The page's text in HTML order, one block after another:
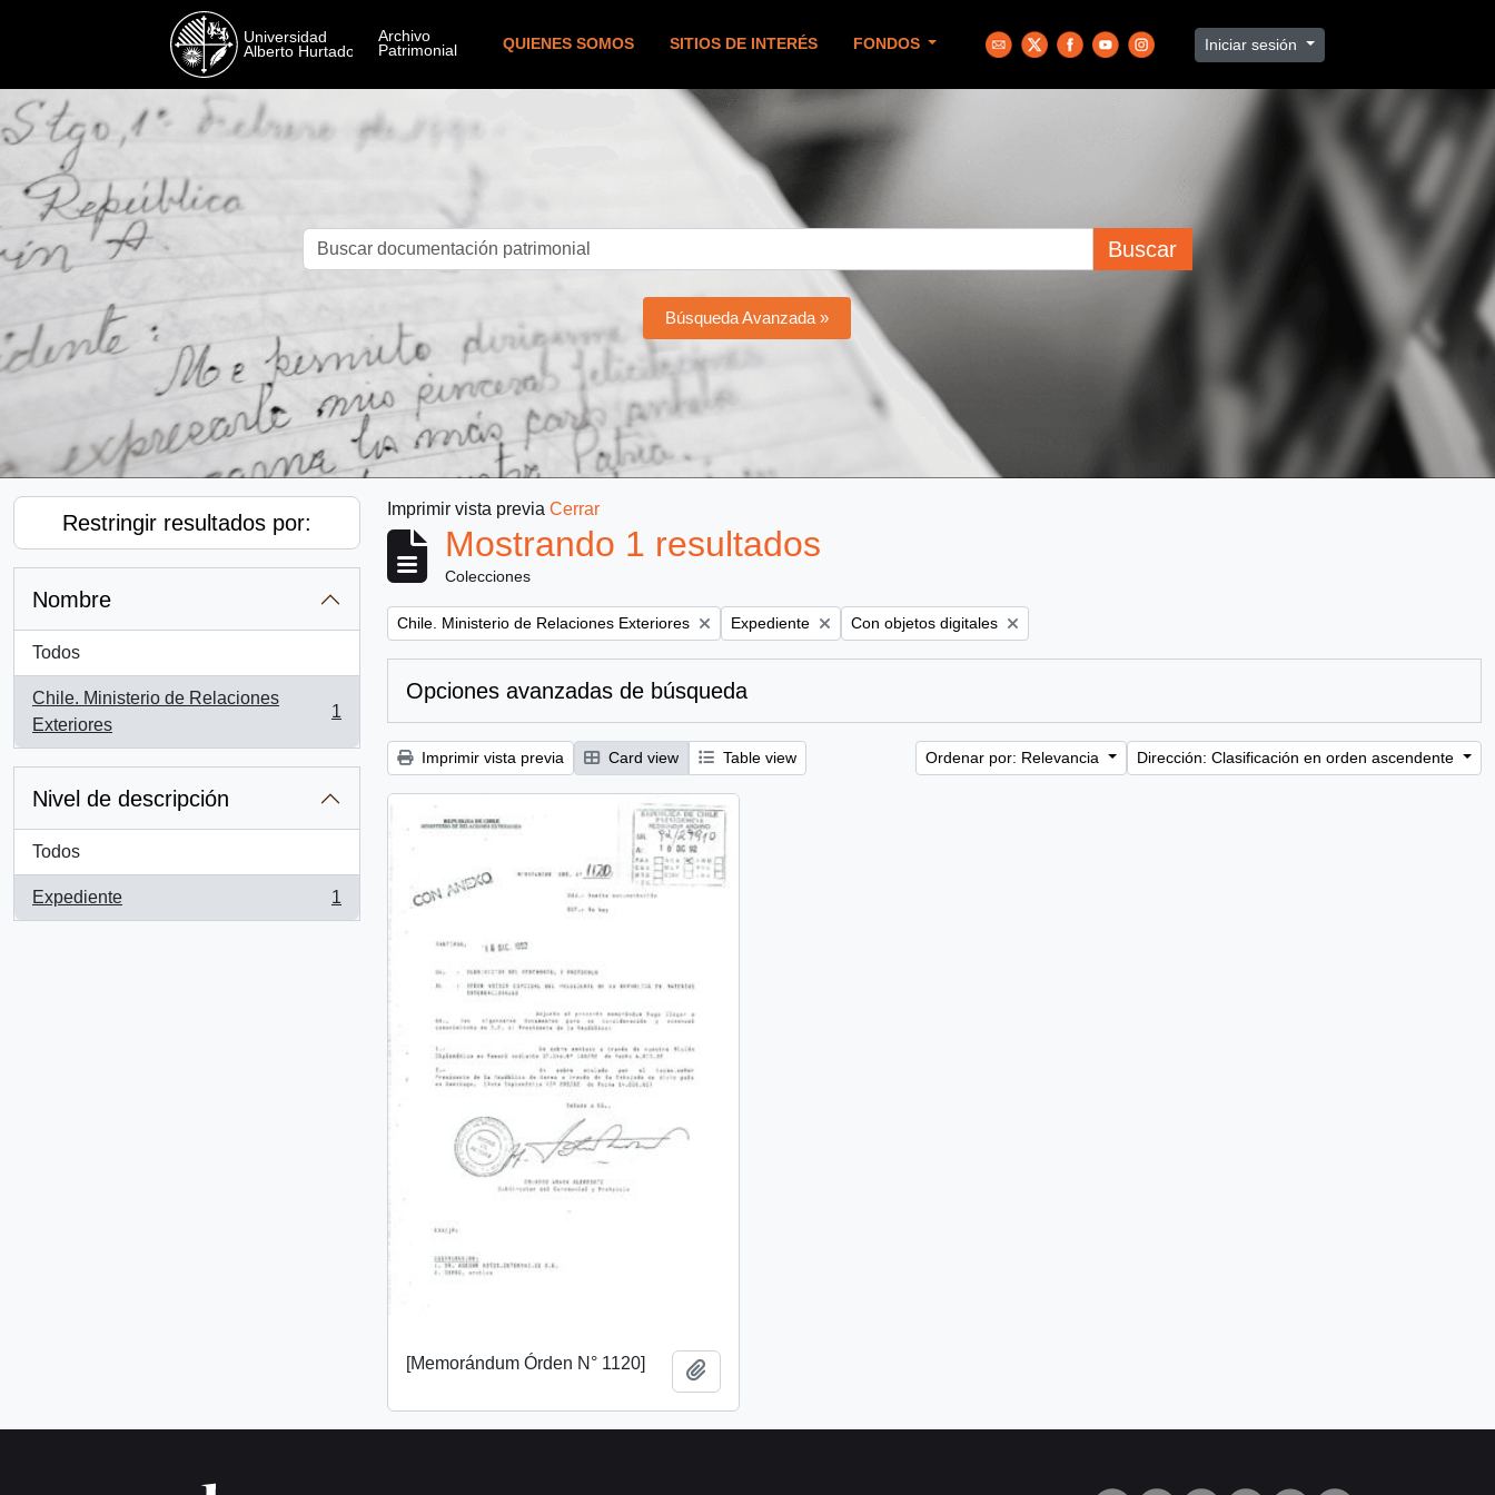
QUIENES SOMOS SITIOS DE INTERÉS FONDOS Iniciar sesión
Buscar
Búsqueda Avanzada »
Restringir resultados por:
Nombre
Todos
Chile. Ministerio de Relaciones
Exteriores
, 1 resultados
1
Nivel de descripción
Todos
Expediente
, 1 resultados
1
Imprimir vista previa Cerrar
Mostrando 1 resultados
Colecciones
Remove filter:
Chile. Ministerio de Relaciones Exteriores Remove filter:
Expediente Remove filter:
Con objetos digitales
Opciones avanzadas de búsqueda
Imprimir vista previa Card view Table view Ordenar por: Relevancia Dirección: Clasificación en orden ascendente
[Memorándum Órden N° 1120]